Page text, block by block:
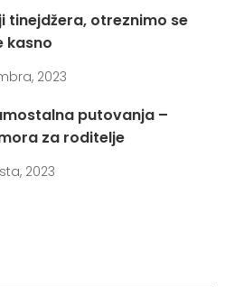
tinejdžera, otreznimo se
kasno
2023
putovanja –
za roditelje
2023